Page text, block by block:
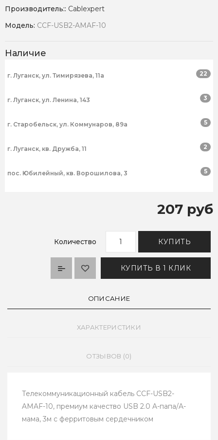
Производитель:: Cablexpert
Модель: CCF-USB2-AMAF-10
Наличие
г. Луганск, ул. Тимирязева, 11а 22
г. Луганск, ул. Ленина, 143 3
г. Старобельск, ул. Коммунаров, 89а 5
г. Луганск, кв. Дружба, 11 2
пос. Юбилейный, кв. Ворошилова, 3 5
207 руб
Количество КУПИТЬ
КУПИТЬ В 1 КЛИК
ОПИСАНИЕ
ХАРАКТЕРИСТИКИ
ОТЗЫВОВ (0)
Телекоммуникационный кабель CCF-USB2-
AMAF-10, премиум качество USB 2.0 A-папа/A-
мама, 3м с ферритовым сердечником